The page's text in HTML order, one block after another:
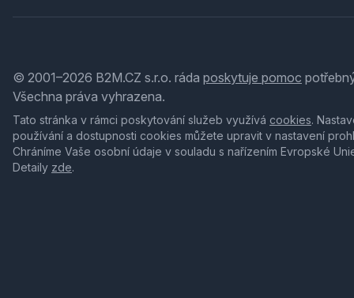
© 2001–2026 B2M.CZ s.r.o. ráda poskytuje pomoc
Všechna práva vyhrazena.
Tato stránka v rámci poskytování služeb využívá cookies.
používání a dostupnosti cookies můžete upravit v nastavení
Chráníme Vaše osobní údaje v souladu s nařízením Evropské
Detaily zde.